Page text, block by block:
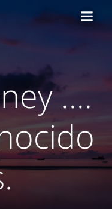
….